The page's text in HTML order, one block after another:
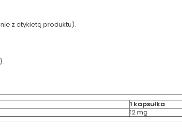
z etykietą produktu).
1 kapsułka
12 mg